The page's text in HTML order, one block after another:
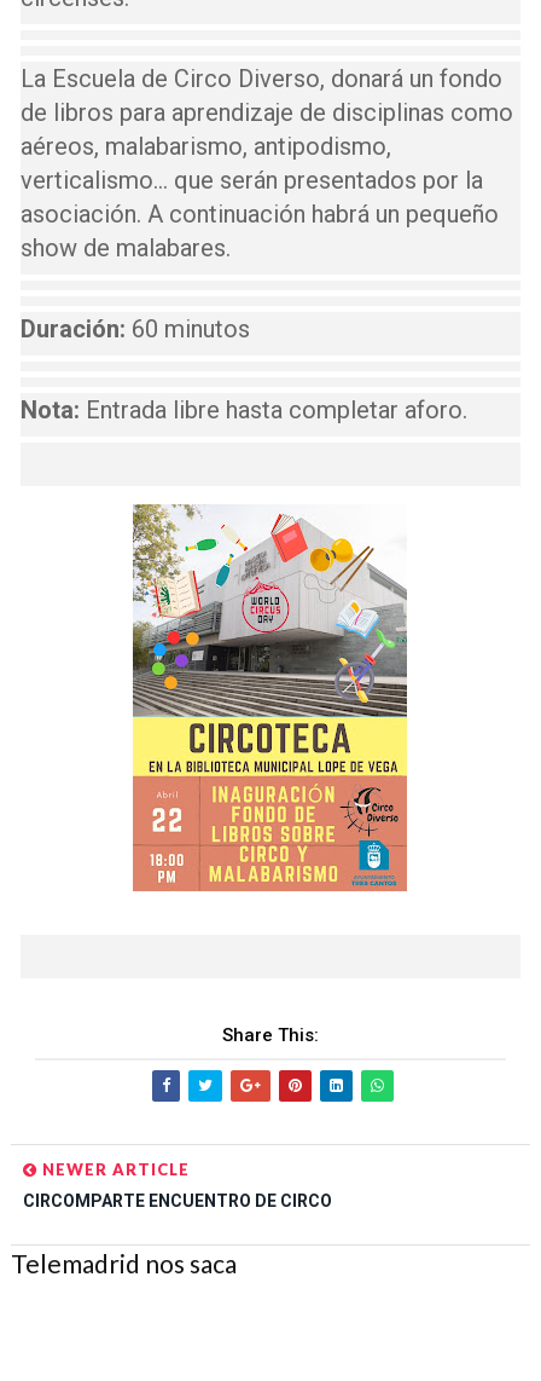
La Escuela de Circo Diverso, donará un fondo
de libros para aprendizaje de disciplinas como
aéreos, malabarismo, antipodismo,
verticalismo… que serán presentados por la
asociación. A continuación habrá un pequeño
show de malabares.
Duración: 60 minutos
Nota: Entrada libre hasta completar aforo.
Share This:
NEWER ARTICLE
CIRCOMPARTE ENCUENTRO DE CIRCO
Telemadrid nos saca